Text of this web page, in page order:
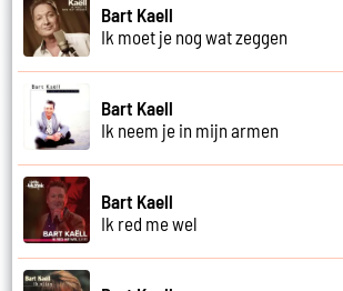
Bart Kaell
Ik moet je nog wat zeggen
Bart Kaell
Ik neem je in mijn armen
Bart Kaell
Ik red me wel